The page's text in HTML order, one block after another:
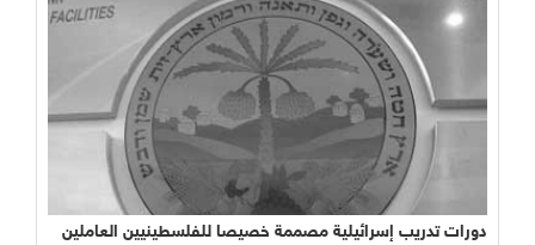
دورات تدريب إسرائيلية مصممة خصيصا للفلسطينيين العاملين